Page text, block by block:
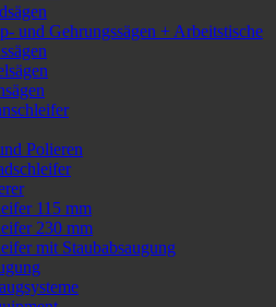
und Gehrungssägen + Arbeitstische
Polieren
115 mm
230 mm
mit Staubabsaugung